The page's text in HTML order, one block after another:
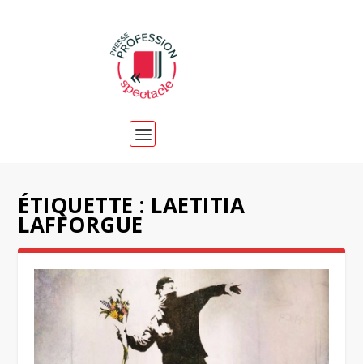
ÉTIQUETTE : LAETITIA
LAFFORGUE